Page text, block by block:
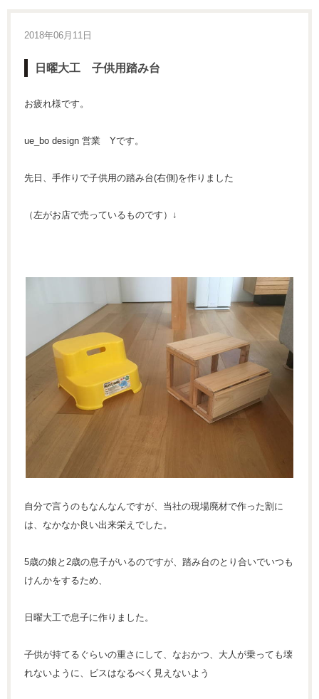
2018年06月11日
日曜大工 子供用踏み台
お疲れ様です。
ue_bo design 営業 Yです。
先日、手作りで子供用の踏み台(右側)を作りました
（左がお店で売っているものです）↓
自分で言うのもなんなんですが、当社の現場廃材で作った割に
は、なかなか良い出来栄えでした。
5歳の娘と2歳の息子がいるのですが、踏み台のとり合いでいつも
けんかをするため、
日曜大工で息子に作りました。
子供が持てるぐらいの重さにして、なおかつ、大人が乗っても壊
れないように、ビスはなるべく見えないよう